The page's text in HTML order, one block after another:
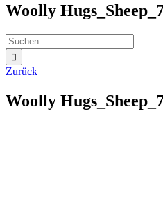
Woolly
Suche
nach:
Zurück
Woolly